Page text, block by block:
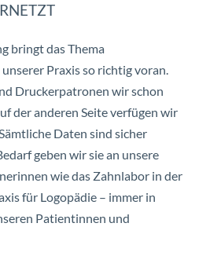
bringt das Thema
Praxis so richtig voran.
Druckerpatronen wir schon
der anderen Seite verfügen wir
Daten sind sicher
geben wir sie an unsere
wie das Zahnlabor in der
für Logopädie – immer in
Patientinnen und